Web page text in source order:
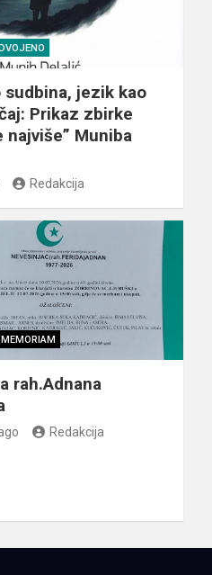
sudbina, jezik kao
Prikaz zbirke
najviše” Muniba
Redakcija
rah.Adnana
Redakcija